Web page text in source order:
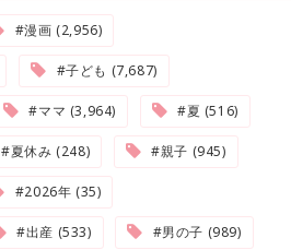
#漫画 (2,956)
#子ども (7,687)
#ママ (3,964) #夏 (516)
#夏休み (248) #親子 (945)
#2026年 (35)
#出産 (533) #男の子 (989)